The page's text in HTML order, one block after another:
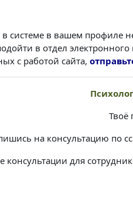
системе в вашем профиле
в отдел
с работой сайта,
Твоё
на консультацию по
консультации для